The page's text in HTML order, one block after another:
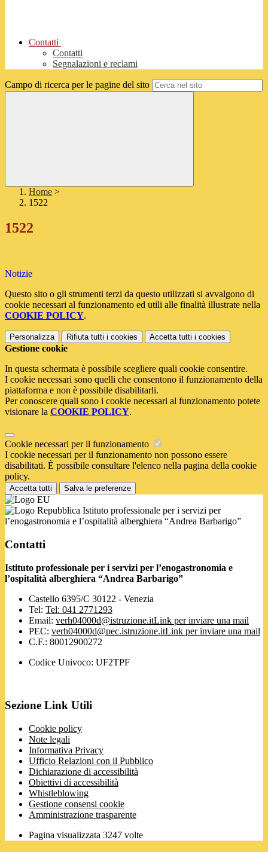
Contatti
Contatti
Segnalazioni e reclami
Campo di ricerca per le pagine del sito
Home >
1522
1522
Notizie
Questo sito o gli strumenti terzi da questo utilizzati si avvalgono di
cookie necessari al funzionamento ed utili alle finalità illustrate nella
COOKIE POLICY.
Personalizza Rifiuta tutti i cookies Accetta tutti i cookies
Gestione cookie
In questa schermata è possibile scegliere quali cookie consentire.
I cookie necessari sono quelli che consentono il funzionamento della
piattaforma e non è possibile disabilitarli.
Per conoscere quali sono i cookie necessari al funzionamento potete
visionare la COOKIE POLICY.
Cookie necessari per il funzionamento
I cookie necessari per il funzionamento non possono essere
disabilitati. È possibile consultare l'elenco nella pagina della cookie
policy.
Accetta tutti Salva le preferenze
Istituto professionale per i servizi per
l’enogastronomia e l’ospitalità alberghiera “Andrea Barbarigo”
Contatti
Istituto professionale per i servizi per l’enogastronomia e
l’ospitalità alberghiera “Andrea Barbarigo”
Castello 6395/C 30122 - Venezia
Tel: Tel: 041 2771293
Email: verh04000d@istruzione.itLink per inviare una mail
PEC: verh04000d@pec.istruzione.itLink per inviare una mail
C.F.: 80012900272
Codice Univoco: UF2TPF
Sezione Link Utili
Cookie policy
Note legali
Informativa Privacy
Ufficio Relazioni con il Pubblico
Dichiarazione di accessibilità
Obiettivi di accessibilità
Whistleblowing
Gestione consensi cookie
Amministrazione trasparente
Pagina visualizzata 3247 volte